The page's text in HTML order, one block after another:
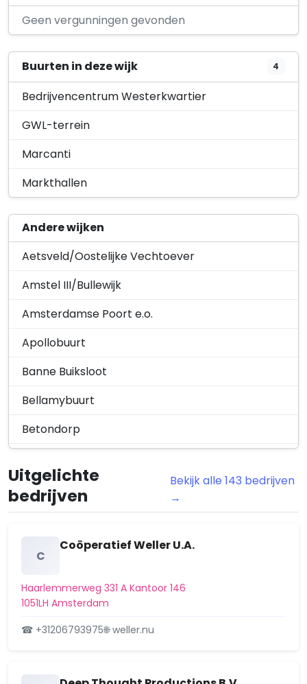
Geen vergunningen gevonden
Buurten in deze wijk 4
Bedrijvencentrum Westerkwartier
GWL-terrein
Marcanti
Markthallen
Andere wijken
Aetsveld/Oostelijke Vechtoever
Amstel III/Bullewijk
Amsterdamse Poort e.o.
Apollobuurt
Banne Buiksloot
Bellamybuurt
Betondorp
Bloemendalerpolder
Buikslotermeer
Buitenveldert-Oost
Burgwallen-Nieuwe Zijde
Burgwallen-Oude Zijde
Uitgelichte
bedrijven
Bekijk alle 143 bedrijven
→
C
Coöperatief Weller U.A.
Haarlemmerweg 331 A Kantoor 146
1051LH Amsterdam
☎ +31206793975🌐 weller.nu